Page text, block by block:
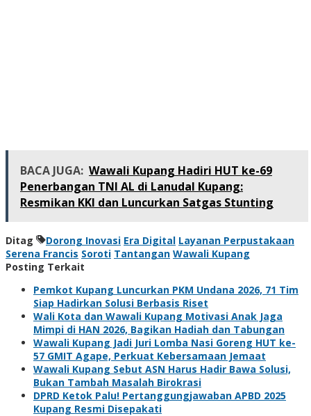
BACA JUGA: Wawali Kupang Hadiri HUT ke-69
Penerbangan TNI AL di Lanudal Kupang:
Resmikan KKI dan Luncurkan Satgas Stunting
Ditag Dorong Inovasi Era Digital Layanan Perpustakaan
Serena Francis Soroti Tantangan Wawali Kupang
Posting Terkait
Pemkot Kupang Luncurkan PKM Undana 2026, 71 Tim
Siap Hadirkan Solusi Berbasis Riset
Wali Kota dan Wawali Kupang Motivasi Anak Jaga
Mimpi di HAN 2026, Bagikan Hadiah dan Tabungan
Wawali Kupang Jadi Juri Lomba Nasi Goreng HUT ke-
57 GMIT Agape, Perkuat Kebersamaan Jemaat
Wawali Kupang Sebut ASN Harus Hadir Bawa Solusi,
Bukan Tambah Masalah Birokrasi
DPRD Ketok Palu! Pertanggungjawaban APBD 2025
Kupang Resmi Disepakati